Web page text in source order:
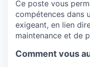
Ce poste vous
compétences dans
exigeant, en lien
maintenance et de
Comment vous